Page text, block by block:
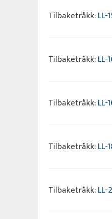
Tilbaketråkk:
Tilbaketråkk:
Tilbaketråkk:
Tilbaketråkk:
Tilbaketråkk: